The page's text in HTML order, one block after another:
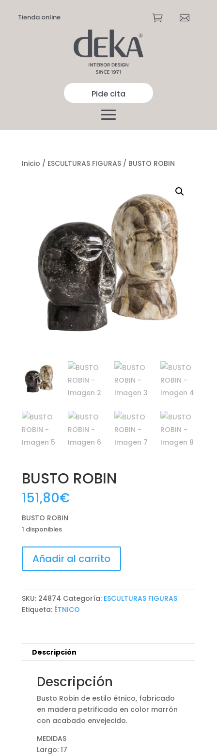
Tienda online  
Pide cita
Inicio / ESCULTURAS FIGURAS/ BUSTO ROBIN
BUSTO ROBIN
151,80€
BUSTO ROBIN
1 disponibles
BUSTO
ROBIN
cantidad
Añadir al carrito
SKU: 24874 Categoría: ESCULTURAS FIGURAS
Etiqueta: ÉTNICO
Descripción
Descripción
Busto Robin de estilo étnico, fabricado
en madera petrificada en color marrón
con acabado envejecido.
MEDIDAS
Largo: 17